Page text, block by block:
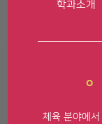
학과소개
체육 분야에